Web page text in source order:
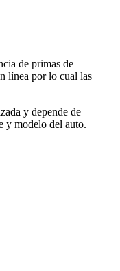
de primas de
línea por lo cual las
y depende de
y modelo del auto.